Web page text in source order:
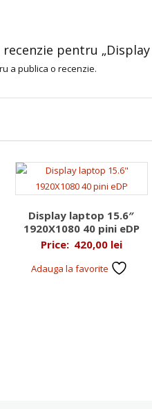
pentru
a publica o recenzie.
Display laptop 15.6″
1920X1080 40 pini eDP
Price: 420,00 lei
Adauga la favorite